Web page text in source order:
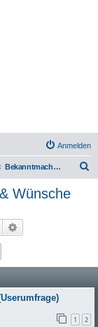
Anmelden
Bekanntmachungen, Anregungen & Wünsche
Wünsche
Suche
1 2